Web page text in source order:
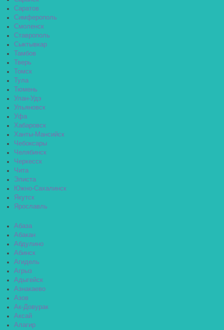
Саратов
Симферополь
Смоленск
Ставрополь
Сыктывкар
Тамбов
Тверь
Томск
Тула
Тюмень
Улан-Удэ
Ульяновск
Уфа
Хабаровск
Ханты-Мансийск
Чебоксары
Челябинск
Черкесск
Чита
Элиста
Южно-Сахалинск
Якутск
Ярославль
Абаза
Абакан
Абдулино
Абинск
Агидель
Агрыз
Адыгейск
Азнакаево
Азов
Ак-Довурак
Аксай
Алагир